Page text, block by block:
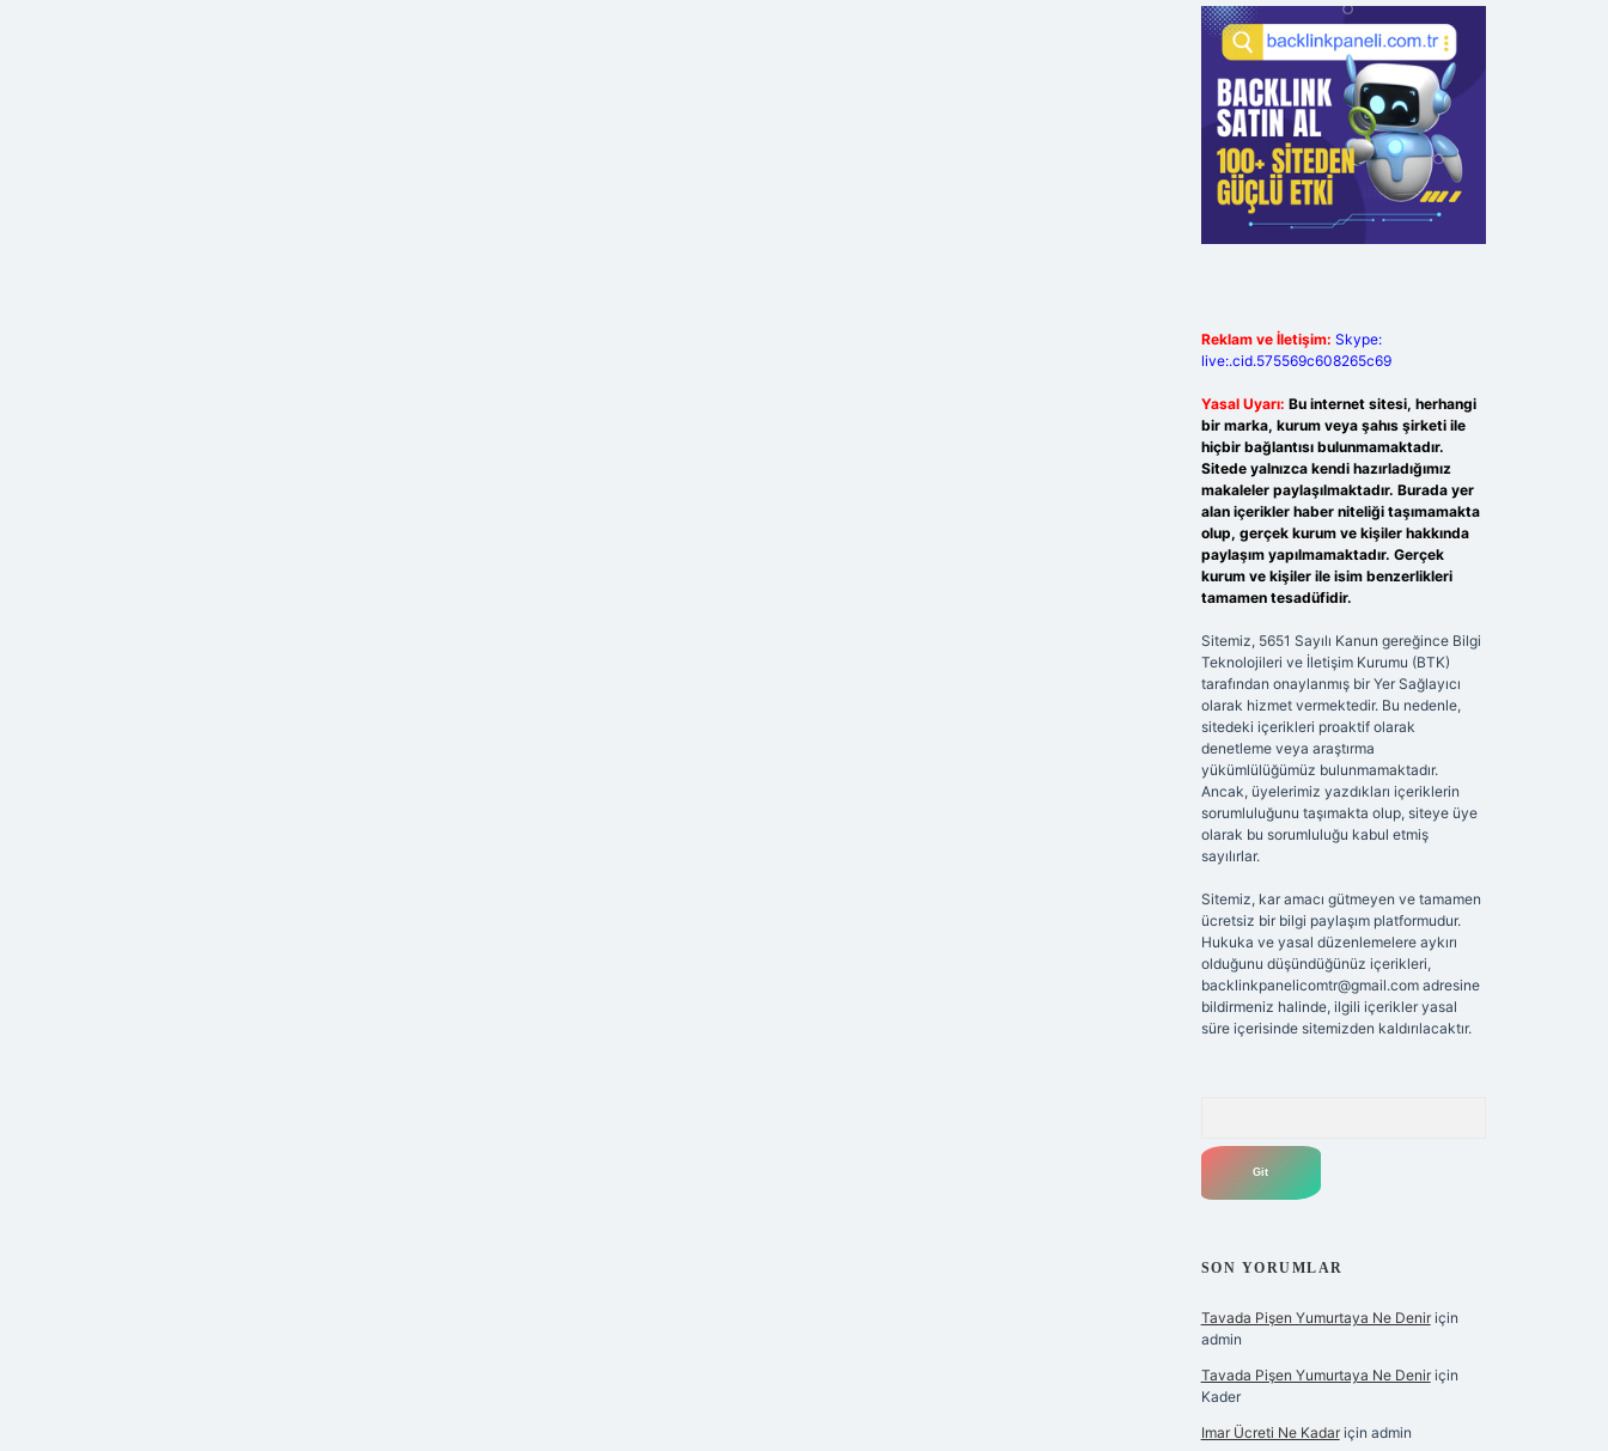
Reklam ve İletişim: Skype:
live:.cid.575569c608265c69
Yasal Uyarı: Bu internet sitesi, herhangi
bir marka, kurum veya şahıs şirketi ile
hiçbir bağlantısı bulunmamaktadır.
Sitede yalnızca kendi hazırladığımız
makaleler paylaşılmaktadır. Burada yer
alan içerikler haber niteliği taşımamakta
olup, gerçek kurum ve kişiler hakkında
paylaşım yapılmamaktadır. Gerçek
kurum ve kişiler ile isim benzerlikleri
tamamen tesadüfidir.
Sitemiz, 5651 Sayılı Kanun gereğince Bilgi
Teknolojileri ve İletişim Kurumu (BTK)
tarafından onaylanmış bir Yer Sağlayıcı
olarak hizmet vermektedir. Bu nedenle,
sitedeki içerikleri proaktif olarak
denetleme veya araştırma
yükümlülüğümüz bulunmamaktadır.
Ancak, üyelerimiz yazdıkları içeriklerin
sorumluluğunu taşımakta olup, siteye üye
olarak bu sorumluluğu kabul etmiş
sayılırlar.
Sitemiz, kar amacı gütmeyen ve tamamen
ücretsiz bir bilgi paylaşım platformudur.
Hukuka ve yasal düzenlemelere aykırı
olduğunu düşündüğünüz içerikleri,
backlinkpanelicomtr@gmail.comadresine
bildirmeniz halinde, ilgili içerikler yasal
süre içerisinde sitemizden kaldırılacaktır.
SON YORUMLAR
Tavada Pişen Yumurtaya Ne Deniriçin
admin
Tavada Pişen Yumurtaya Ne Deniriçin
Kader
Imar Ücreti Ne Kadariçin admin